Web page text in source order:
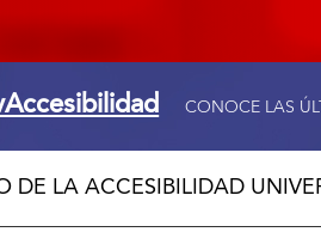
CONOCE LAS
DE LA ACCESIBILIDAD